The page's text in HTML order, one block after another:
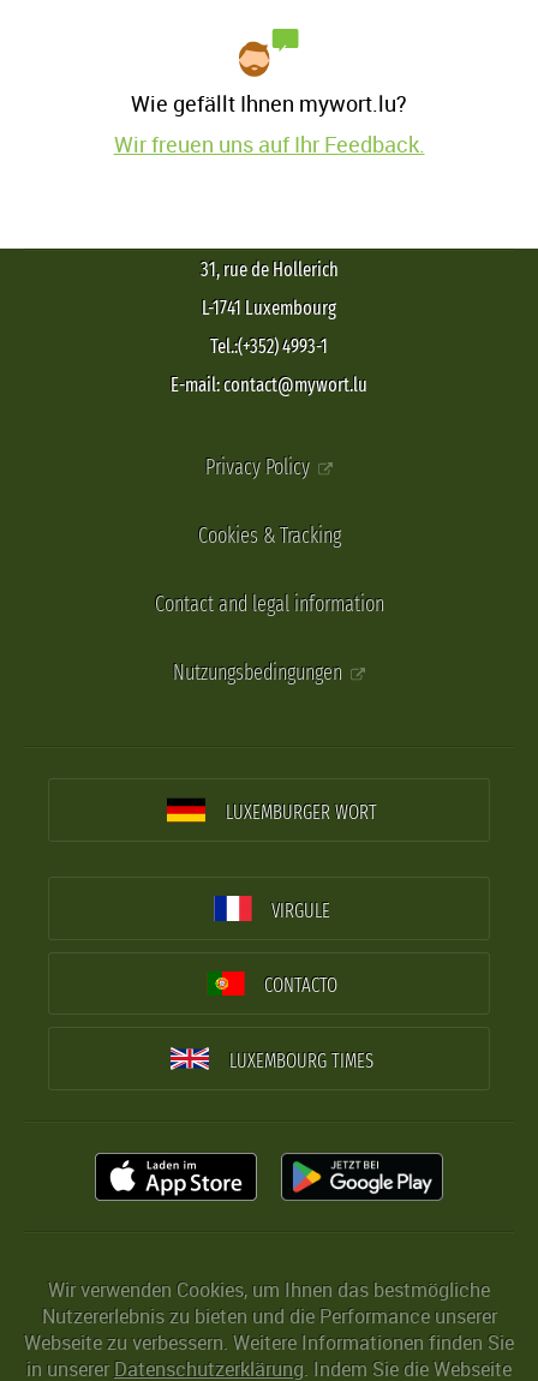
Wie gefällt Ihnen mywort.lu?
Wir freuen uns auf Ihr Feedback.
31, rue de Hollerich
L-1741 Luxembourg
Tel.:(+352) 4993-1
E-mail: contact@mywort.lu
Privacy Policy
Cookies & Tracking
Contact and legal information
Nutzungsbedingungen
LUXEMBURGER WORT
VIRGULE
CONTACTO
LUXEMBOURG TIMES
Wir verwenden Cookies, um Ihnen das bestmögliche
Nutzererlebnis zu bieten und die Performance unserer
Webseite zu verbessern. Weitere Informationen finden Sie
in unserer Datenschutzerklärung. Indem Sie die Webseite